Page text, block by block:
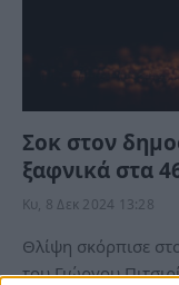
Σοκ στον
ξαφνικά στα
Κυ, 8 Δεκ 2024 13:28
Θλίψη σκόρπισε
του Γιώργου